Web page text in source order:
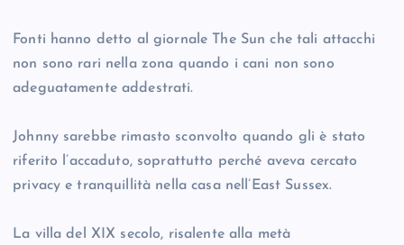
Fonti hanno detto al giornale The Sun che tali attacchi
non sono rari nella zona quando i cani non sono
adeguatamente addestrati.
Johnny sarebbe rimasto sconvolto quando gli è stato
riferito l’accaduto, soprattutto perché aveva cercato
privacy e tranquillità nella casa nell’East Sussex.
La villa del XIX secolo, risalente alla metà